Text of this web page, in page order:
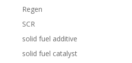
Regen
SCR
solid fuel additive
solid fuel catalyst